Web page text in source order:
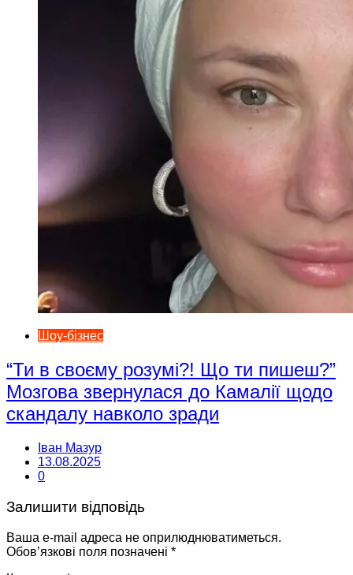
Шоу-бізнес
“Ти в своєму розумі?! Що ти пишеш?”
Мозгова звернулася до Камалії щодо
скандалу навколо зради
Іван Мазур
13.08.2025
0
Залишити відповідь
Ваша e-mail адреса не оприлюднюватиметься.
Обов’язкові поля позначені *